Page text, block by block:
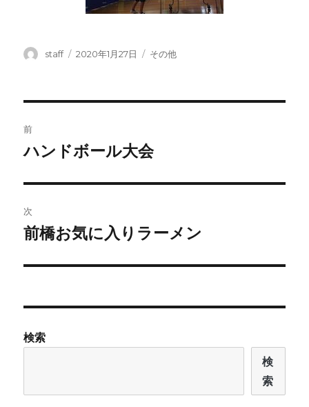
投
staff
投
2020年1月27日
カ
その他
稿
ビ
ゲ
ー
ン
前
前
投
稿:
ハンドボール大会
次
次
投
前橋お気に入りラーメン
検索
検
索